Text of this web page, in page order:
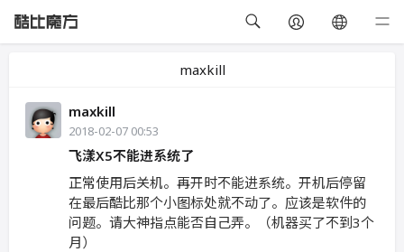
maxkill
maxkill
2018-02-07 00:53
飞漾X5不能进系统了
正常使用后关机。再开时不能进系统。开机后停留
在最后酷比那个小图标处就不动了。应该是软件的
问题。请大神指点能否自己弄。（机器买了不到3个
月）